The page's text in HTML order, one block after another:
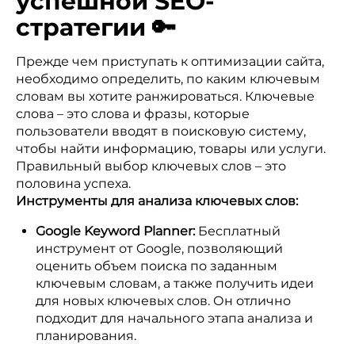
стратегии 🔑
Прежде чем приступать к оптимизации сайта,
необходимо определить, по каким ключевым
словам вы хотите ранжироваться. Ключевые
слова – это слова и фразы, которые
пользователи вводят в поисковую систему,
чтобы найти информацию, товары или услуги.
Правильный выбор ключевых слов – это
половина успеха.
Инструменты для анализа ключевых слов:
Google Keyword Planner:Бесплатный
инструмент от Google, позволяющий
оценить объем поиска по заданным
ключевым словам, а также получить идеи
для новых ключевых слов. Он отлично
подходит для начального этапа анализа и
планирования.